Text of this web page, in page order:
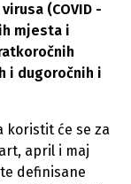
(COVID -
mjesta i
i dugoročnih i
koristit će se za
april i maj
definisane